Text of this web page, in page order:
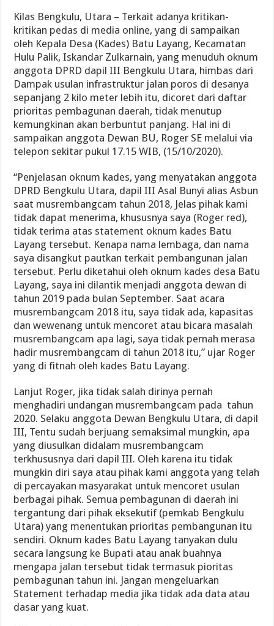
Kilas Bengkulu, Utara – Terkait adanya kritikan-
kritikan pedas di media online, yang di sampaikan
oleh Kepala Desa (Kades) Batu Layang, Kecamatan
Hulu Palik, Iskandar Zulkarnain, yang menuduh oknum
anggota DPRD dapil III Bengkulu Utara, himbas dari
Dampak usulan infrastruktur jalan poros di desanya
sepanjang 2 kilo meter lebih itu, dicoret dari daftar
prioritas pembagunan daerah, tidak menutup
kemungkinan akan berbuntut panjang. Hal ini di
sampaikan anggota Dewan BU, Roger SE melalui via
telepon sekitar pukul 17.15 WIB, (15/10/2020).
“Penjelasan oknum kades, yang menyatakan anggota
DPRD Bengkulu Utara, dapil III Asal Bunyi alias Asbun
saat musrembangcam tahun 2018, Jelas pihak kami
tidak dapat menerima, khususnya saya (Roger red),
tidak terima atas statement oknum kades Batu
Layang tersebut. Kenapa nama lembaga, dan nama
saya disangkut pautkan terkait pembangunan jalan
tersebut. Perlu diketahui oleh oknum kades desa Batu
Layang, saya ini dilantik menjadi anggota dewan di
tahun 2019 pada bulan September. Saat acara
musrembangcam 2018 itu, saya tidak ada, kapasitas
dan wewenang untuk mencoret atau bicara masalah
musrembangcam apa lagi, saya tidak pernah merasa
hadir musrembangcam di tahun 2018 itu,” ujar Roger
yang di fitnah oleh kades Batu Layang.
Lanjut Roger, jika tidak salah dirinya pernah
menghadiri undangan musrembangcam pada tahun
2020. Selaku anggota Dewan Bengkulu Utara, di dapil
III, Tentu sudah berjuang semaksimal mungkin, apa
yang diusulkan didalam musrembangcam
terkhususnya dari dapil III. Oleh karena itu tidak
mungkin diri saya atau pihak kami anggota yang telah
di percayakan masyarakat untuk mencoret usulan
berbagai pihak. Semua pembagunan di daerah ini
tergantung dari pihak eksekutif (pemkab Bengkulu
Utara) yang menentukan prioritas pembangunan itu
sendiri. Oknum kades Batu Layang tanyakan dulu
secara langsung ke Bupati atau anak buahnya
mengapa jalan tersebut tidak termasuk pioritas
pembagunan tahun ini. Jangan mengeluarkan
Statement terhadap media jika tidak ada data atau
dasar yang kuat.